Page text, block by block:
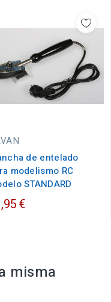
de entelado
modelismo RC
STANDARD
€
misma